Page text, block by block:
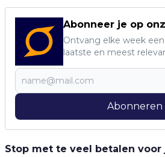
Abonneer je op
Ontvang elke week
laatste en meest
Abonneren
Stop met te veel betalen voor